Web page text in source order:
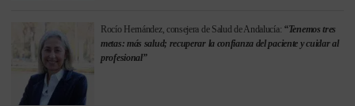
Rocío Hernández, consejera de Salud de Andalucía: “Tenemos tres
metas: más salud; recuperar la confianza del paciente y cuidar al
profesional”